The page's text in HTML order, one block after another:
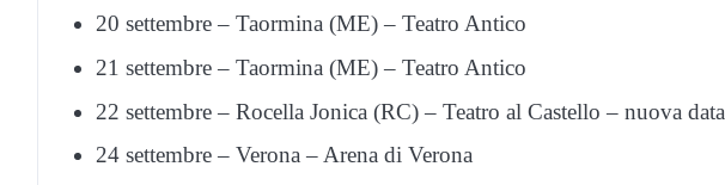
20 settembre – Taormina (ME) – Teatro Antico
21 settembre – Taormina (ME) – Teatro Antico
22 settembre – Rocella Jonica (RC) – Teatro al Castello – nuova data
24 settembre – Verona – Arena di Verona